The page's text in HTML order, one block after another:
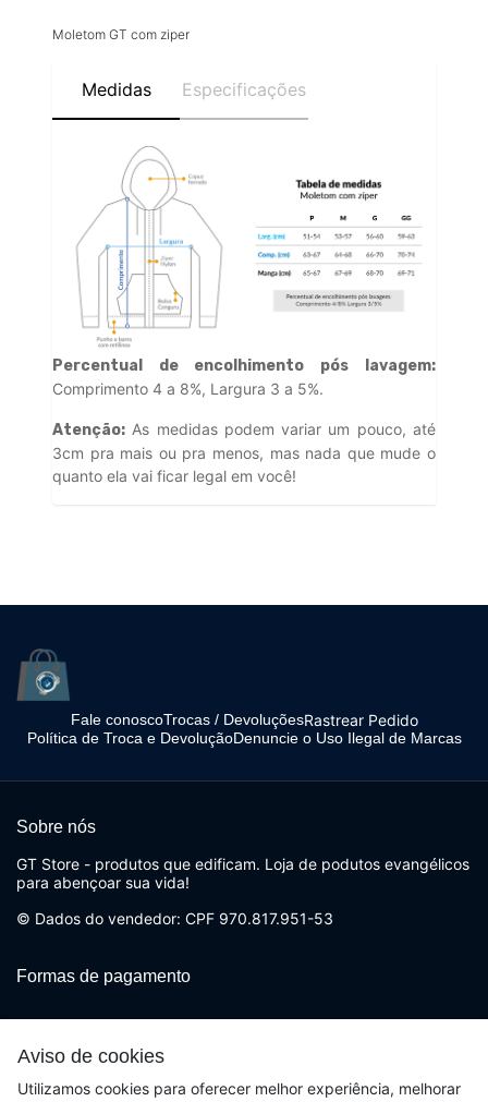
Moletom GT com ziper
Medidas Especificações
Percentual de encolhimento pós lavagem:
Comprimento 4 a 8%, Largura 3 a 5%.
Atenção: As medidas podem variar um pouco, até
3cm pra mais ou pra menos, mas nada que mude o
quanto ela vai ficar legal em você!
Aviso de cookies
Utilizamos cookies para oferecer melhor experiência, melhorar
Fale conoscoTrocas / DevoluçõesRastrear Pedido
Política de Troca e DevoluçãoDenuncie o Uso Ilegal de Marcas
Sobre nós
GT Store - produtos que edificam. Loja de podutos evangélicos
para abençoar sua vida!
© Dados do vendedor: CPF 970.817.951-53
Formas de pagamento